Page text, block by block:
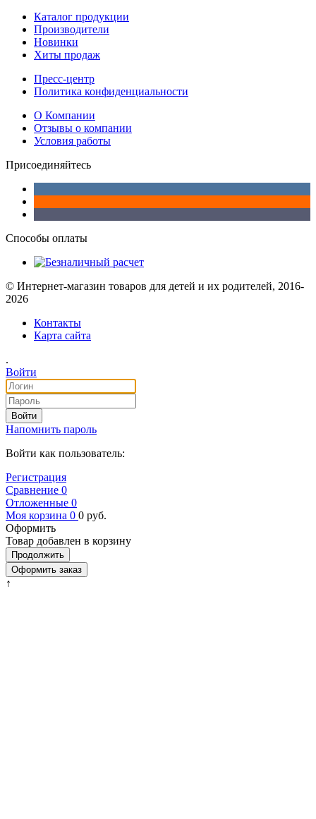
Каталог продукции
Производители
Новинки
Хиты продаж
Пресс-центр
Политика конфиденциальности
О Компании
Отзывы о компании
Условия работы
Присоединяйтесь
Способы оплаты
© Интернет-магазин товаров для детей и их родителей, 2016-
2026
Контакты
Карта сайта
.
Войти
Войти
Напомнить пароль
Войти как пользователь:
Регистрация
Сравнение 0
Отложенные 0
Моя корзина 0 0 руб.
Оформить
Товар добавлен в корзину
Продолжить
Оформить заказ
↑